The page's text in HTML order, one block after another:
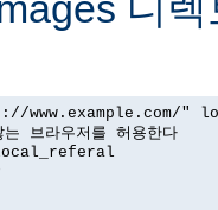
www.example.com/"
브라우저를 허용한다